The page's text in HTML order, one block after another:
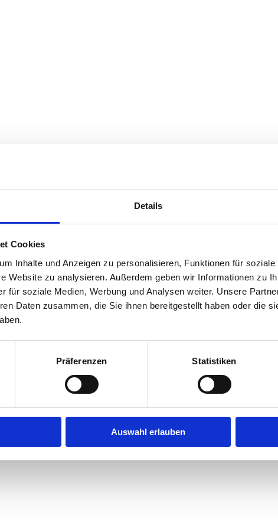
Details
Cookies
Inhalte und Anzeigen zu personalisieren, Funktionen für
Website zu analysieren. Außerdem geben wir Informationen zu
für soziale Medien, Werbung und Analysen weiter. Unsere
Daten zusammen, die Sie ihnen bereitgestellt haben oder die
Präferenzen Statistiken
Auswahl erlauben
exception has occurred while loadingjobninja.com(see the